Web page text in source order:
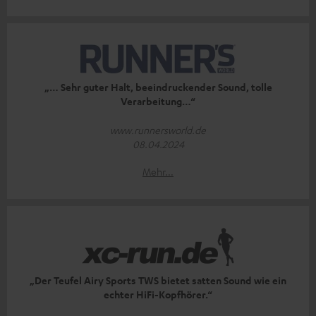
„… Sehr guter Halt, beeindruckender Sound, tolle
Verarbeitung…“
www.runnersworld.de
08.04.2024
Mehr...
„Der Teufel Airy Sports TWS bietet satten Sound wie ein
echter HiFi-Kopfhörer.“